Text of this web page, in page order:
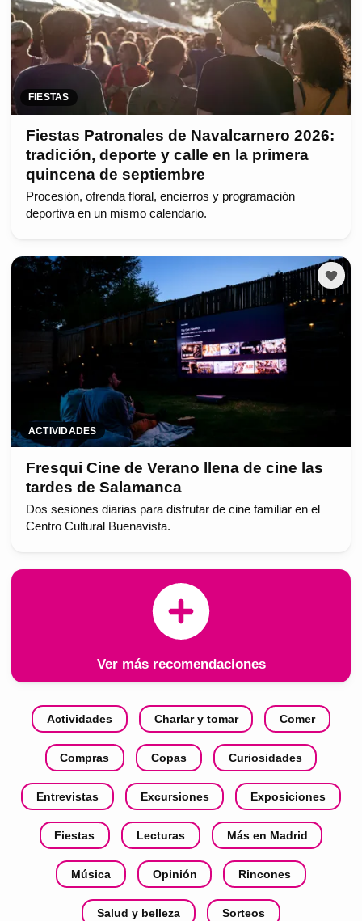
FIESTAS
Fiestas Patronales de Navalcarnero 2026:
tradición, deporte y calle en la primera
quincena de septiembre
Procesión, ofrenda floral, encierros y programación
deportiva en un mismo calendario.
ACTIVIDADES
Fresqui Cine de Verano llena de cine las
tardes de Salamanca
Dos sesiones diarias para disfrutar de cine familiar en el
Centro Cultural Buenavista.
Ver más recomendaciones
Actividades Charlar y tomar Comer
Compras Copas Curiosidades
Entrevistas Excursiones Exposiciones
Fiestas Lecturas Más en Madrid
Música Opinión Rincones
Salud y belleza Sorteos